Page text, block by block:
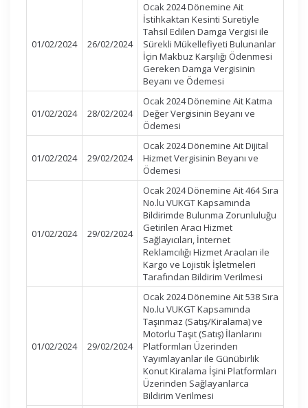
01/02/2024 26/02/2024
Ocak 2024 Dönemine Ait
İstihkaktan Kesinti Suretiyle
Tahsil Edilen Damga Vergisi ile
Sürekli Mükellefiyeti Bulunanlar
İçin Makbuz Karşılığı Ödenmesi
Gereken Damga Vergisinin
Beyanı ve Ödemesi
01/02/2024 28/02/2024
Ocak 2024 Dönemine Ait Katma
Değer Vergisinin Beyanı ve
Ödemesi
01/02/2024 29/02/2024
Ocak 2024 Dönemine Ait Dijital
Hizmet Vergisinin Beyanı ve
Ödemesi
01/02/2024 29/02/2024
Ocak 2024 Dönemine Ait 464 Sıra
No.lu VUKGT Kapsamında
Bildirimde Bulunma Zorunluluğu
Getirilen Aracı Hizmet
Sağlayıcıları, İnternet
Reklamcılığı Hizmet Aracıları ile
Kargo ve Lojistik İşletmeleri
Tarafından Bildirim Verilmesi
01/02/2024 29/02/2024
Ocak 2024 Dönemine Ait 538 Sıra
No.lu VUKGT Kapsamında
Taşınmaz (Satış/Kiralama) ve
Motorlu Taşıt (Satış) İlanlarını
Platformları Üzerinden
Yayımlayanlar ile Günübirlik
Konut Kiralama İşini Platformları
Üzerinden Sağlayanlarca
Bildirim Verilmesi